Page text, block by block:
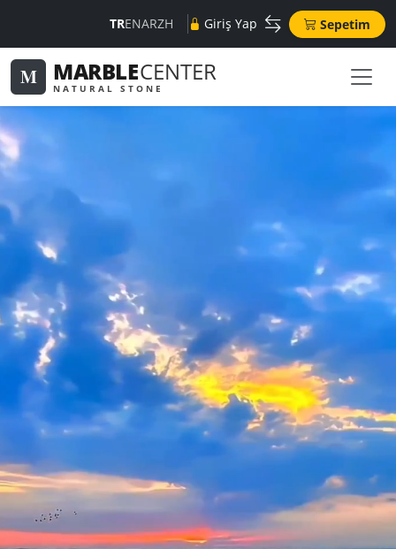
TRENARZH Giriş Yap Sepetim
M MARBLECENTER
NATURAL STONE